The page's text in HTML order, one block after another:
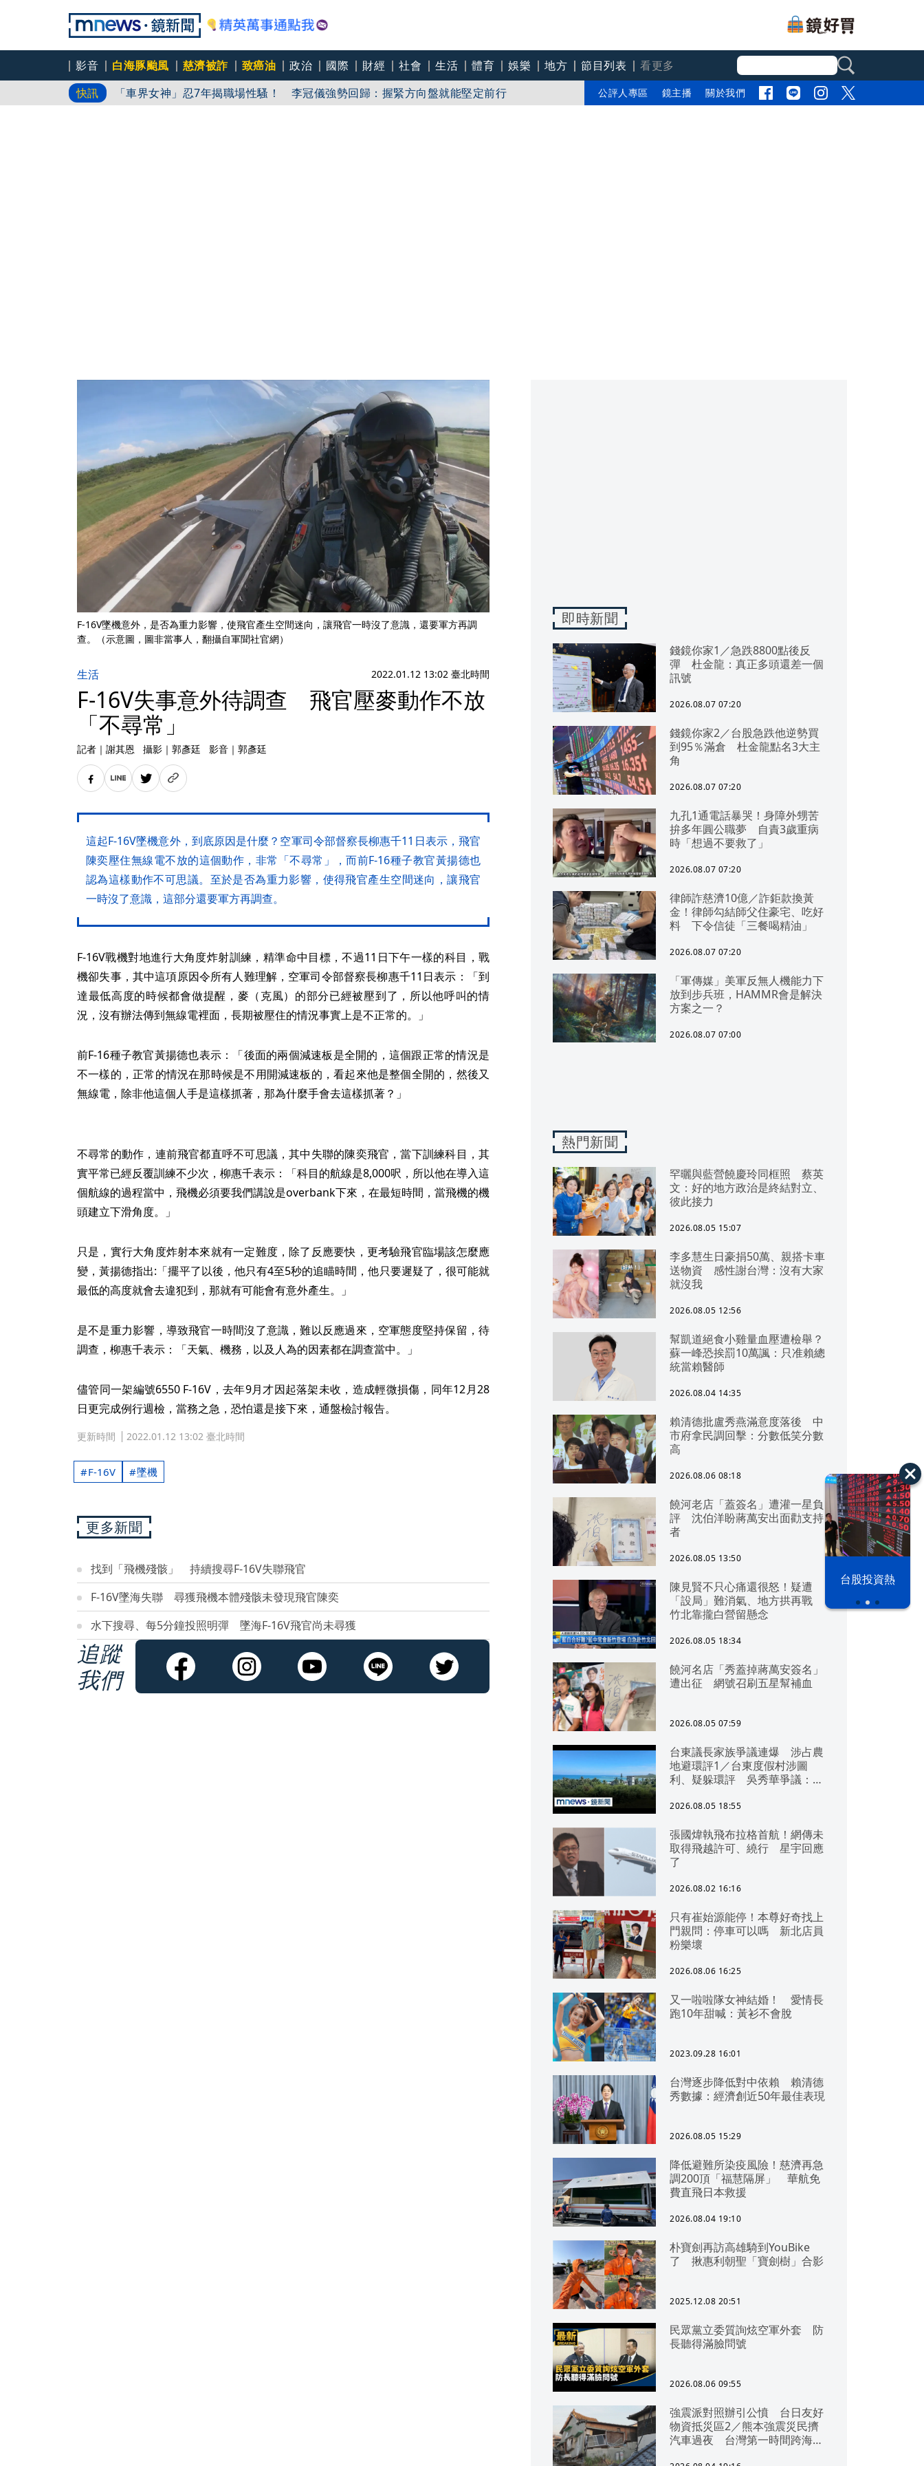
影音 白海豚颱風 慈濟被詐 致癌油 政治 國際 財經 社會 生活 體育 娛樂 地方 節目列表
看更多
快訊
「軍傳媒」美軍反無人機能力下放到步兵班，HAMMR會是解決方案之一？
「車界女神」忍7年揭職場性騷！ 李冠儀強勢回歸：握緊方向盤就能堅定前行
公評人專區 鏡主播 關於我們
之下
台股投資熱
F-16V墜機意外，是否為重力影響，使飛官產生空間迷向，讓飛官一時沒了意識，還要軍方再調
查。（示意圖，圖非當事人，翻攝自軍聞社官網）
生活 2022.01.12 13:02 臺北時間
F-16V失事意外待調查 飛官壓麥動作不放
「不尋常」
記者 ｜ 謝其恩 攝影 ｜ 郭彥廷 影音 ｜ 郭彥廷
這起F-16V墜機意外，到底原因是什麼？空軍司令部督察長柳惠千11日表示，飛官
陳奕壓住無線電不放的這個動作，非常「不尋常」，而前F-16種子教官黃揚德也
認為這樣動作不可思議。至於是否為重力影響，使得飛官產生空間迷向，讓飛官
一時沒了意識，這部分還要軍方再調查。
F-16V戰機對地進行大角度炸射訓練，精準命中目標，不過11日下午一樣的科目，戰
機卻失事，其中這項原因令所有人難理解，空軍司令部督察長柳惠千11日表示：「到
達最低高度的時候都會做提醒，麥（克風）的部分已經被壓到了，所以他呼叫的情
況，沒有辦法傳到無線電裡面，長期被壓住的情況事實上是不正常的。」
前F-16種子教官黃揚德也表示：「後面的兩個減速板是全開的，這個跟正常的情況是
不一樣的，正常的情況在那時候是不用開減速板的，看起來他是整個全開的，然後又
無線電，除非他這個人手是這樣抓著，那為什麼手會去這樣抓著？」
不尋常的動作，連前飛官都直呼不可思議，其中失聯的陳奕飛官，當下訓練科目，其
實平常已經反覆訓練不少次，柳惠千表示：「科目的航線是8,000呎，所以他在導入這
個航線的過程當中，飛機必須要我們講說是overbank下來，在最短時間，當飛機的機
頭建立下滑角度。」
只是，實行大角度炸射本來就有一定難度，除了反應要快，更考驗飛官臨場該怎麼應
變，黃揚德指出:「擺平了以後，他只有4至5秒的追瞄時間，他只要遲疑了，很可能就
最低的高度就會去違犯到，那就有可能會有意外產生。」
是不是重力影響，導致飛官一時間沒了意識，難以反應過來，空軍態度堅持保留，待
調查，柳惠千表示：「天氣、機務，以及人為的因素都在調查當中。」
儘管同一架編號6550 F-16V，去年9月才因起落架未收，造成輕微損傷，同年12月28
日更完成例行週檢，當務之急，恐怕還是接下來，通盤檢討報告。
更新時間 2022.01.12 13:02 臺北時間
F-16V 墜機
更多新聞
找到「飛機殘骸」 持續搜尋F-16V失聯飛官
F-16V墜海失聯 尋獲飛機本體殘骸未發現飛官陳奕
水下搜尋、每5分鐘投照明彈 墜海F-16V飛官尚未尋獲
追蹤
我們
即時新聞
錢鏡你家1／急跌8800點後反
彈 杜金龍：真正多頭還差一個
訊號
2026.08.07 07:20
錢鏡你家2／台股急跌他逆勢買
到95％滿倉 杜金龍點名3大主
角
2026.08.07 07:20
九孔1通電話暴哭！身障外甥苦
拚多年圓公職夢 自責3歲重病
時「想過不要救了」
2026.08.07 07:20
律師詐慈濟10億／詐鉅款換黃
金！律師勾結師父住豪宅、吃好
料 下令信徒「三餐喝精油」
2026.08.07 07:20
「軍傳媒」美軍反無人機能力下
放到步兵班，HAMMR會是解決
方案之一？
2026.08.07 07:00
熱門新聞
罕曬與藍營饒慶玲同框照 蔡英
文：好的地方政治是終結對立、
彼此接力
2026.08.05 15:07
李多慧生日豪捐50萬、親搭卡車
送物資 感性謝台灣：沒有大家
就沒我
2026.08.05 12:56
幫凱道絕食小雞量血壓遭檢舉？
蘇一峰恐挨罰10萬諷：只准賴總
統當賴醫師
2026.08.04 14:35
賴清德批盧秀燕滿意度落後 中
市府拿民調回擊：分數低笑分數
高
2026.08.06 08:18
饒河老店「蓋簽名」遭灌一星負
評 沈伯洋盼蔣萬安出面勸支持
者
2026.08.05 13:50
陳見賢不只心痛還很怒！疑遭
「設局」難消氣、地方拱再戰
竹北靠攏白營留懸念
2026.08.05 18:34
饒河名店「秀蓋掉蔣萬安簽名」
遭出征 網號召刷五星幫補血
2026.08.05 07:59
台東議長家族爭議連爆 涉占農
地避環評1／台東度假村涉圖
利、疑躲環評 吳秀華爭議：概
2026.08.05 18:55
張國煒執飛布拉格首航！網傳未
取得飛越許可、繞行 星宇回應
了
2026.08.02 16:16
只有崔始源能停！本尊好奇找上
門親問：停車可以嗎 新北店員
粉樂壞
2026.08.06 16:25
又一啦啦隊女神結婚！ 愛情長
跑10年甜喊：黃衫不會脫
2023.09.28 16:01
台灣逐步降低對中依賴 賴清德
秀數據：經濟創近50年最佳表現
2026.08.05 15:29
降低避難所染疫風險！慈濟再急
調200頂「福慧隔屏」 華航免
費直飛日本救援
2026.08.04 19:10
朴寶劍再訪高雄騎到YouBike
了 揪惠利朝聖「寶劍樹」合影
2025.12.08 20:51
民眾黨立委質詢炫空軍外套 防
長聽得滿臉問號
2026.08.06 09:55
強震派對照辦引公憤 台日友好
物資抵災區2／熊本強震災民擠
汽車過夜 台灣第一時間跨海急